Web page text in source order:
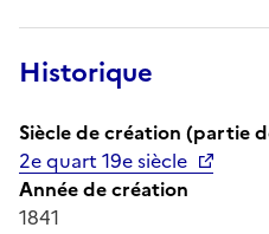
Historique
Siècle de création (partie
2e quart 19e siècle
Année de création
1841